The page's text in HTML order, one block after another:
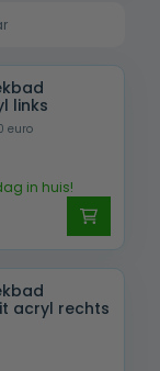
links
euro
in huis!
acryl rechts